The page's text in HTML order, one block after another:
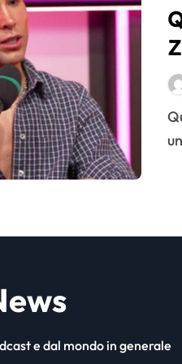
Quando si parla di creator italiani, Gianmarco Zagato è
e dal mondo in generale